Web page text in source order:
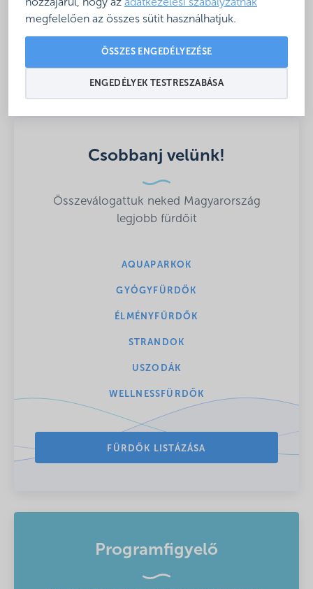
hozzájárul, hogy az adatkezelési szabályzatnak
megfelelően az összes sütit használhatjuk.
ÖSSZES ENGEDÉLYEZÉSE
ENGEDÉLYEK TESTRESZABÁSA
Megosztás
Csobbanj velünk!
Összeválogattuk neked Magyarország
legjobb fürdőit
AQUAPARKOK
GYÓGYFÜRDŐK
ÉLMÉNYFÜRDŐK
STRANDOK
USZODÁK
WELLNESSFÜRDŐK
FÜRDŐK LISTÁZÁSA
Programfigyelő